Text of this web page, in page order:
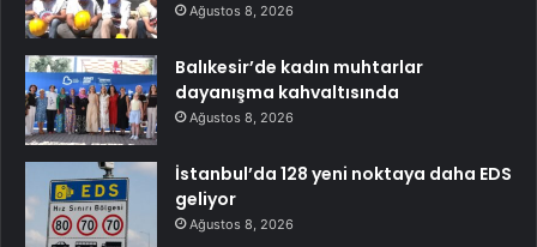
Ağustos 8, 2026
Balıkesir’de kadın muhtarlar
dayanışma kahvaltısında
Ağustos 8, 2026
İstanbul’da 128 yeni noktaya daha EDS
geliyor
Ağustos 8, 2026